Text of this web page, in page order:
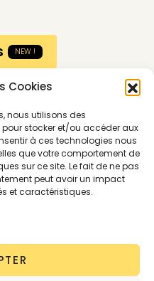
Cookies
nous utilisons des
stocker et/ou accéder aux
à ces technologies nous
que votre comportement de
sur ce site. Le fait de ne pas
peut avoir un impact
et caractéristiques.
NEW !